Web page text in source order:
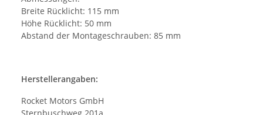
Breite Rücklicht: 115 mm
Höhe Rücklicht: 50 mm
Abstand der Montageschrauben: 85 mm
Herstellerangaben:
Rocket Motors GmbH
Sternbuschweg 201a